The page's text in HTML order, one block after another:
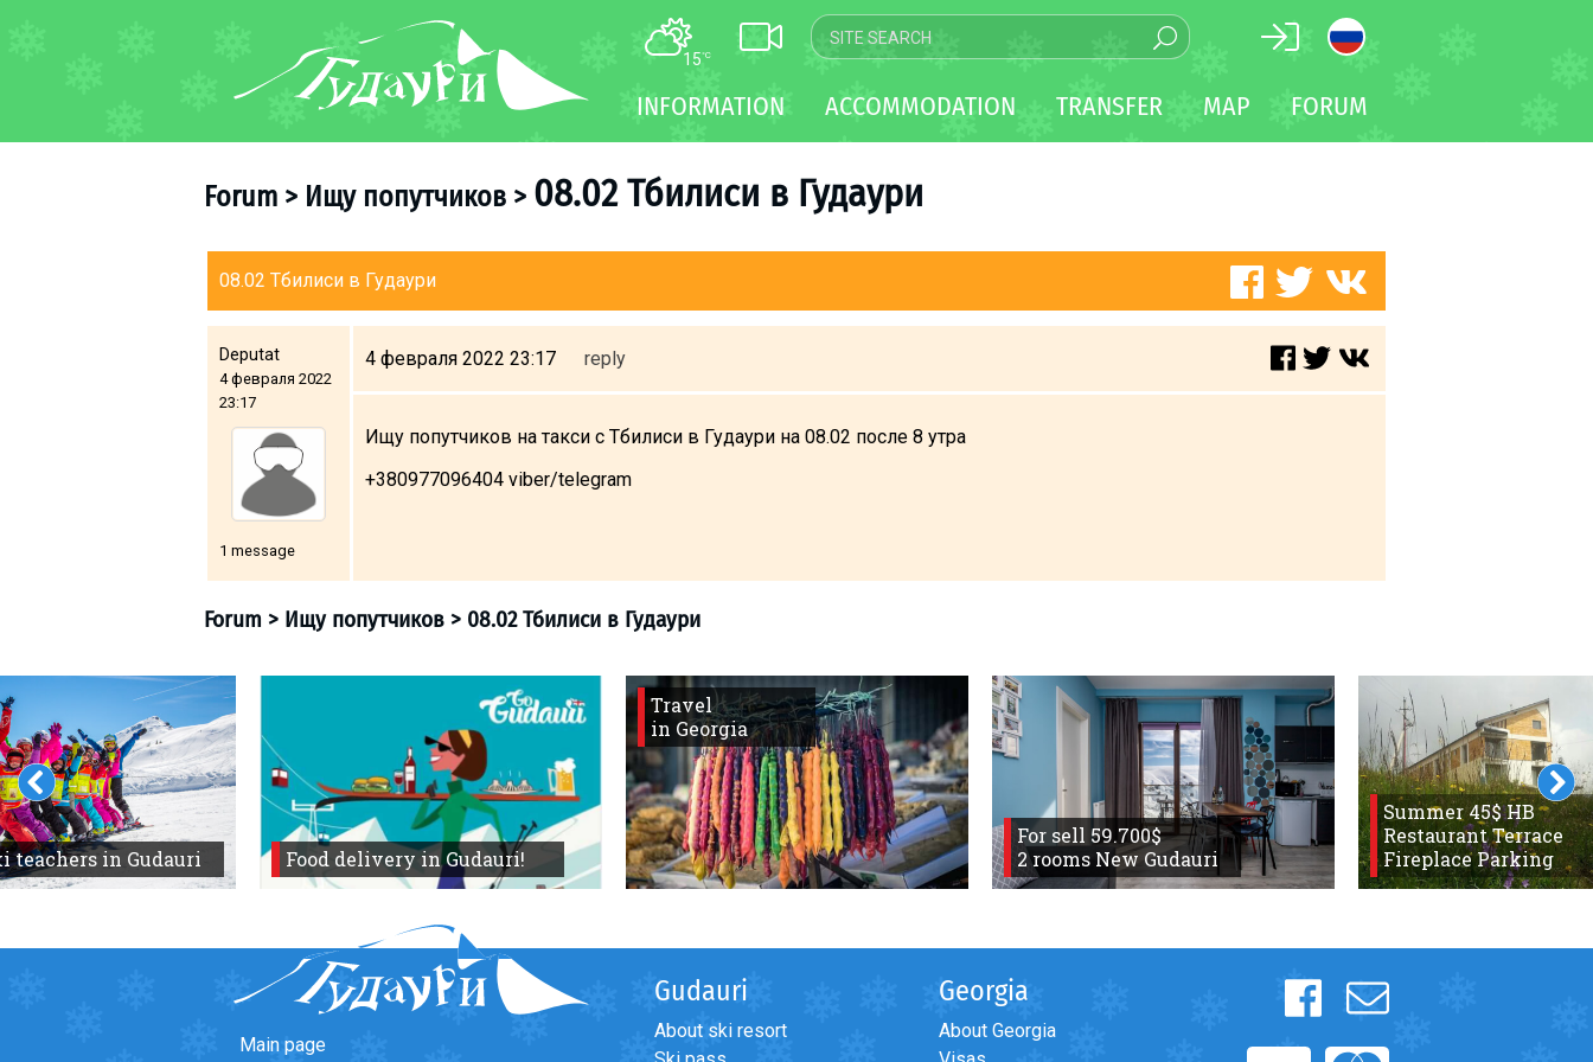
15°C
INFORMATION ACCOMMODATION TRANSFER MAP FORUM
Forum > Ищу попутчиков > 08.02 Тбилиси в Гудаури
08.02 Тбилиси в Гудаури
Deputat
4 февраля 2022
23:17
1 message
4 февраля 2022 23:17 reply
Ищу попутчиков на такси с Тбилиси в Гудаури на 08.02 после 8 утра
+380977096404 viber/telegram
Forum >Ищу попутчиков> 08.02 Тбилиси в Гудаури
teachers in Gudauri Food delivery in Gudauri!
Travel
in Georgia
For sell 59.700$
2 rooms New Gudauri
Summer 45$ HB
Restaurant Terrace
Fireplace Parking
Main page
Gudauri
About ski resort
Georgia
About Georgia
Kids in Gudauri
Events schedule
Join telegram
Gudauri
INFO
Apartments
Cottages
Hotels
% Hot deals
Long term rent
Kazbegi